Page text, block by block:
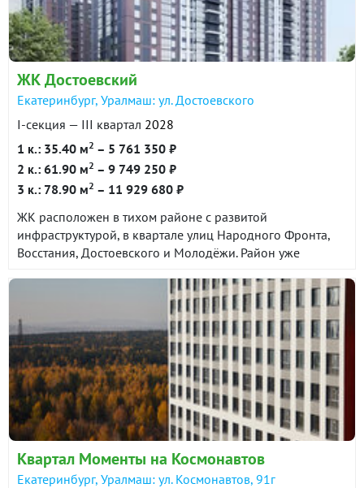
ЖК Достоевский
Екатеринбург, Уралмаш: ул. Достоевского
I-секция — III квартал 2028
1 к.: 35.40 м2 – 5 761 350 ₽
2 к.: 61.90 м2 – 9 749 250 ₽
3 к.: 78.90 м2 – 11 929 680 ₽
ЖК расположен в тихом районе с развитой
инфраструктурой, в квартале улиц Народного Фронта,
Восстания, Достоевского и Молодёжи. Район уже
объекты социальной и торговой инфраструктуры. До
центра города 25 минут на автомобиле. До станции
метро Проспект Космонавтов около 10 минут на
общественном транспорте.
Квартал Моменты на Космонавтов
Екатеринбург, Уралмаш: ул. Космонавтов, 91г